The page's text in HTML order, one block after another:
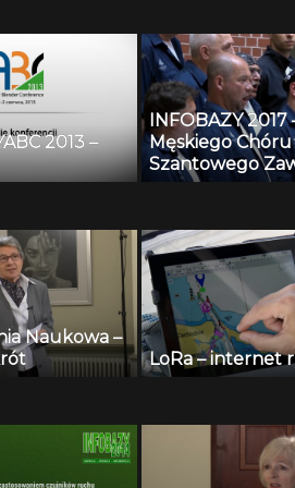
2013 –
INFOBAZY
Męskiego Chóru
Szantowego
Czarny
Naukowa –
LoRa – internet